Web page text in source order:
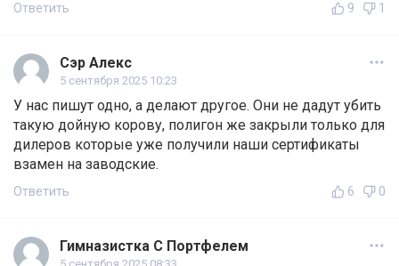
Ответить 9 1
Сэр Алекс
5 сентября 2025 10:23
У нас пишут одно, а делают другое. Они не дадут убить
такую дойную корову, полигон же закрыли только для
дилеров которые уже получили наши сертификаты
взамен на заводские.
Ответить 6 0
Гимназистка С Портфелем